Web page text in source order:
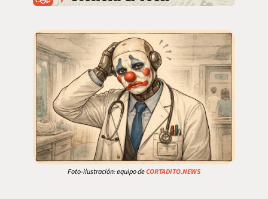
Foto-ilustración: equipo de CORTADITO.NEWS